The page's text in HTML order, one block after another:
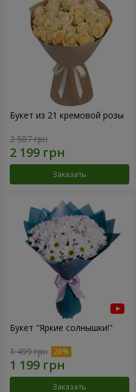
Букет из 21 кремовой розы
2 587 грн
Заказать
Букет "Яркие солнышки!"
1 499 грн
Заказать